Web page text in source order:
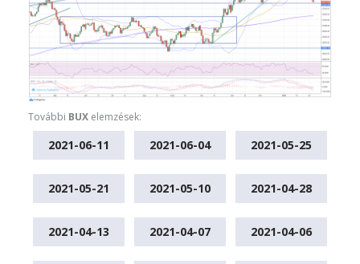
További BUX elemzések:
2021-06-11 2021-06-04 2021-05-25
2021-05-21 2021-05-10 2021-04-28
2021-04-13 2021-04-07 2021-04-06